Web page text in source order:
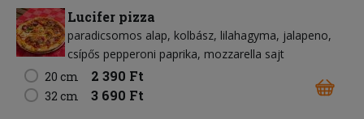
Lucifer pizza
paradicsomos alap kolbász lilahagyma jalapeno
csípős pepperoni paprika mozzarella sajt
20 cm
2 390 Ft
32 cm 3 690 Ft